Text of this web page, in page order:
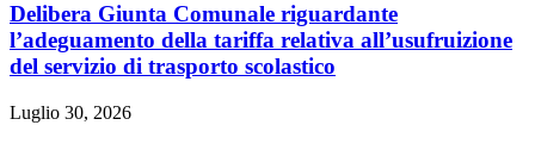
Delibera Giunta Comunale riguardante
l’adeguamento della tariffa relativa all’usufruizione
del servizio di trasporto scolastico
Luglio 30, 2026